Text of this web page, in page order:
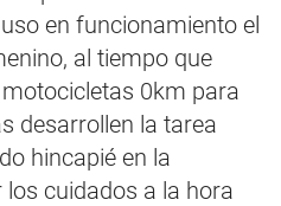
en funcionamiento el
al tiempo que
0km para
desarrollen la tarea
hincapié en la
cuidados a la hora